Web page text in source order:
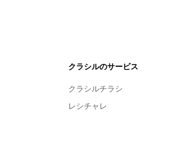
クラシルのサービス
クラシルチラシ
レシチャレ